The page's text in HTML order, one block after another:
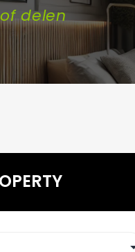
delen